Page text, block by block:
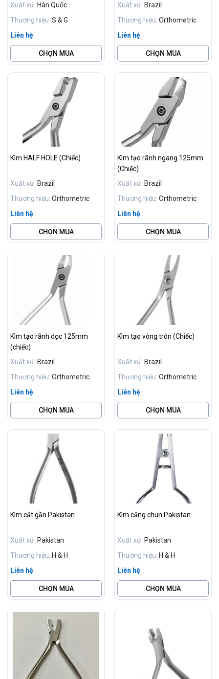
Xuất xứ: Hàn Quốc
Thương hiệu: S & G
Liên hệ
CHỌN MUA
Xuất xứ: Brazil
Thương hiệu: Orthometric
Liên hệ
CHỌN MUA
Kìm HALF HOLE (Chiếc)
Xuất xứ: Brazil
Thương hiệu: Orthometric
Liên hệ
CHỌN MUA
Kìm tạo rãnh ngang 125mm
(Chiếc)
Xuất xứ: Brazil
Thương hiệu: Orthometric
Liên hệ
CHỌN MUA
Kìm tạo rãnh dọc 125mm
(chiếc)
Xuất xứ: Brazil
Thương hiệu: Orthometric
Liên hệ
CHỌN MUA
Kìm tạo vòng tròn (Chiếc)
Xuất xứ: Brazil
Thương hiệu: Orthometric
Liên hệ
CHỌN MUA
Kìm cắt gần Pakistan
Xuất xứ: Pakistan
Thương hiệu: H & H
Liên hệ
CHỌN MUA
Kìm căng chun Pakistan
Xuất xứ: Pakistan
Thương hiệu: H & H
Liên hệ
CHỌN MUA